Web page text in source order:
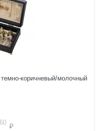
коричневый/молочный
60 ₽